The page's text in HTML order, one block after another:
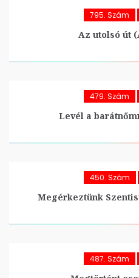
795. Szám
Az utolsó út
479. Szám
Levél a
450. Szám
Megérkeztünk
487. Szám